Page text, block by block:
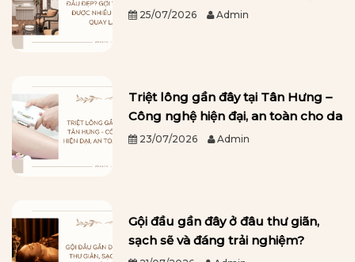
25/07/2026 Admin
Triệt lông gần đây tại Tân Hưng –
Công nghệ hiện đại, an toàn cho da
23/07/2026 Admin
Gội đầu gần đây ở đâu thư giãn,
sạch sẽ và đáng trải nghiệm?